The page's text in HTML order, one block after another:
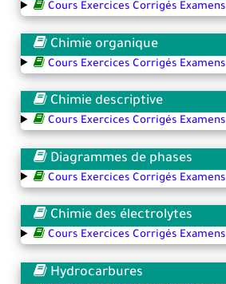
Cours Exercices Corrigés Examens
Chimie organique
Cours Exercices Corrigés Examens
Chimie descriptive
Cours Exercices Corrigés Examens
Diagrammes de phases
Cours Exercices Corrigés Examens
Chimie des électrolytes
Cours Exercices Corrigés Examens
Hydrocarbures